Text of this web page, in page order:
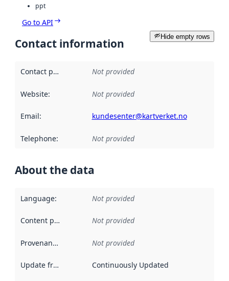
ppt
Go to API
Hide empty rows
Contact information
Contact point Not provided
Website: Not provided
Email: kundesenter@kartverket.no
Telephone: Not provided
About the data
Language: Not provided
Content providers Not provided
Provenance Not provided
Update frequency Continuously Updated